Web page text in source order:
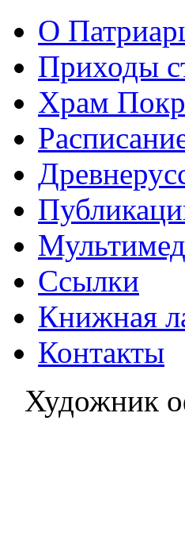
О
Приходы
Храм
Ссылки
Книжная
Контакты
Художник